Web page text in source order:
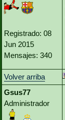
Registrado: 08
Jun 2015
Mensajes: 340
Volver arriba
Gsus77
Administrador